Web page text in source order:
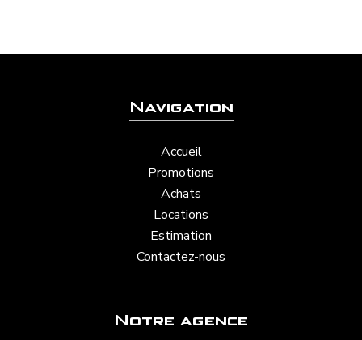
Navigation
Accueil
Promotions
Achats
Locations
Estimation
Contactez-nous
Notre agence